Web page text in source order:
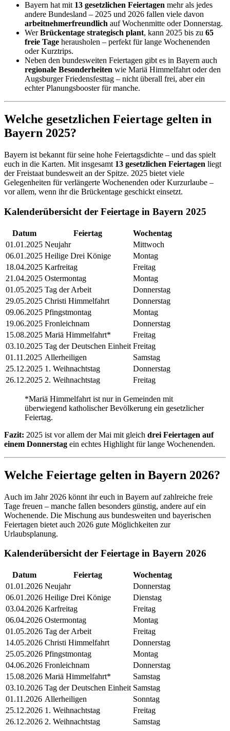
Bayern hat mit 13 gesetzlichen Feiertagen mehr als jedes
andere Bundesland – 2025 und 2026 fallen viele davon
arbeitnehmerfreundlich auf Wochenmitte oder Donnerstag.
WerBrückentage strategisch plant, kann 2025 bis zu 65
freie Tage herausholen – perfekt für lange Wochenenden
oder Kurztrips.
Neben den bundesweiten Feiertagen gibt es in Bayern auch
regionale Besonderheiten wie Mariä Himmelfahrt oder den
Augsburger Friedensfesttag – nicht überall frei, aber ein
echter Planungsbooster für manche.
Welche gesetzlichen Feiertage gelten in
Bayern 2025?
Bayern ist bekannt für seine hohe Feiertagsdichte – und das spielt
euch in die Karten. Mit insgesamt 13 gesetzlichen Feiertagen liegt
der Freistaat bundesweit an der Spitze. 2025 bietet viele
Gelegenheiten für verlängerte Wochenenden oder Kurzurlaube –
vor allem, wenn ihr die Brückentage geschickt einsetzt.
Kalenderübersicht der Feiertage in Bayern 2025
Datum Feiertag
Wochentag
01.01.2025 Neujahr
Mittwoch
06.01.2025 Heilige Drei Könige
Montag
18.04.2025 Karfreitag
Freitag
21.04.2025 Ostermontag
Montag
01.05.2025 Tag der Arbeit
Donnerstag
29.05.2025 Christi Himmelfahrt
Donnerstag
09.06.2025 Pfingstmontag
Montag
19.06.2025 Fronleichnam
Donnerstag
15.08.2025 Mariä Himmelfahrt*
Freitag
03.10.2025 Tag der Deutschen Einheit Freitag
01.11.2025 Allerheiligen
Samstag
25.12.2025 1. Weihnachtstag
Donnerstag
26.12.2025 2. Weihnachtstag Freitag
*Mariä Himmelfahrt ist nur in Gemeinden mit
überwiegend katholischer Bevölkerung ein gesetzlicher
Feiertag.
Fazit: 2025 ist vor allem der Mai mit gleich drei Feiertagen auf
einem Donnerstag ein echtes Highlight für lange Wochenenden.
Welche Feiertage gelten in Bayern 2026?
Auch im Jahr 2026 könnt ihr euch in Bayern auf zahlreiche freie
Tage freuen – manche fallen besonders günstig, andere auf ein
Wochenende. Die Mischung aus bundesweiten und bayerischen
Feiertagen bietet auch 2026 gute Möglichkeiten zur
Urlaubsplanung.
Kalenderübersicht der Feiertage in Bayern 2026
Datum Feiertag
Wochentag
01.01.2026 Neujahr
Donnerstag
06.01.2026 Heilige Drei Könige
Dienstag
03.04.2026 Karfreitag
Freitag
06.04.2026 Ostermontag
Montag
01.05.2026 Tag der Arbeit
Freitag
14.05.2026 Christi Himmelfahrt
Donnerstag
25.05.2026 Pfingstmontag
Montag
04.06.2026 Fronleichnam
Donnerstag
15.08.2026 Mariä Himmelfahrt*
Samstag
03.10.2026 Tag der Deutschen Einheit Samstag
01.11.2026 Allerheiligen
Sonntag
25.12.2026 1. Weihnachtstag
Freitag
26.12.2026 2. Weihnachtstag Samstag